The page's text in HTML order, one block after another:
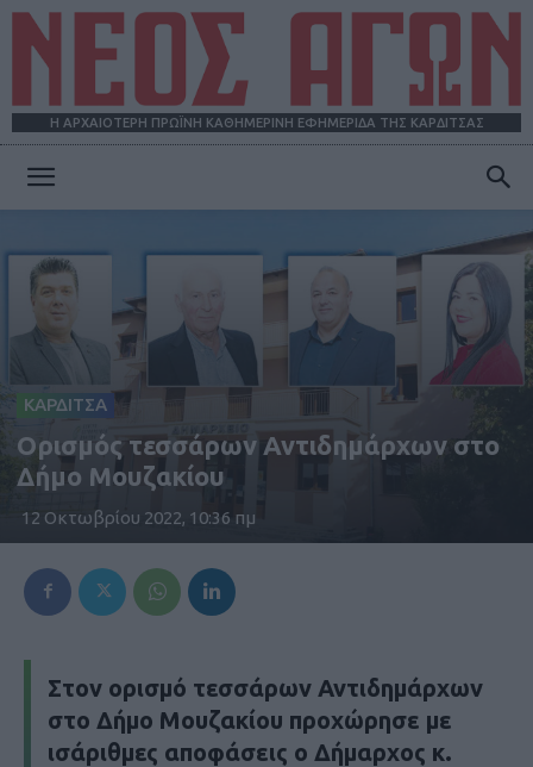
Η ΑΡΧΑΙΟΤΕΡΗ ΠΡΩΪΝΗ ΚΑΘΗΜΕΡΙΝΗ ΕΦΗΜΕΡΙΔΑ ΤΗΣ ΚΑΡΔΙΤΣΑΣ
ΚΑΡΔΙΤΣΑ
Oρισμός τεσσάρων Αντιδημάρχων στο
Δήμο Μουζακίου
12 Οκτωβρίου 2022, 10:36 πμ
Στον ορισμό τεσσάρων Αντιδημάρχων
στο Δήμο Μουζακίου προχώρησε με
ισάριθμες αποφάσεις ο Δήμαρχος κ.